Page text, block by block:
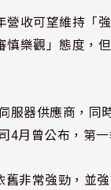
營收可望維持「
慎樂觀」態度，
服器供應商，同
4月曾公布，第
非常強勁，並